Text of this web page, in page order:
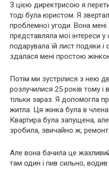
З цією директрисою я
тоді була юристом. Я
проблемної угоди. Вона
представляла мої інтереси у
подарувала їй лист подяки і
здалася мені простою
Потім ми зустрілися з нею
розлучилися 25 років тому і
тільки зараз. Я допомогла
житла. Ця жінка була в
Квартира була запущена,
зробила, звичайно ж, ремонт.
Але вона бачила це
там один і пив сильно,